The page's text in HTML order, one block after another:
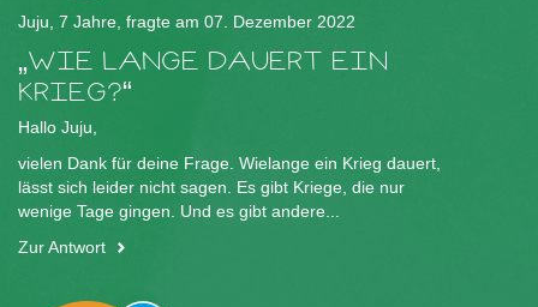
Juju, 7 Jahre, fragte am 07. Dezember 2022
WIE LANGE DAUERT EIN
KRIEG?
Hallo Juju,
vielen Dank für deine Frage. Wielange ein Krieg dauert,
lässt sich leider nicht sagen. Es gibt Kriege, die nur
wenige Tage gingen. Und es gibt andere...
Zur Antwort